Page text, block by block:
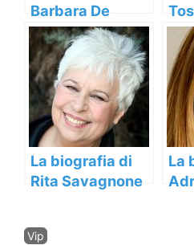
Barbara De
Rossi
La biografia di
Rita Savagnone
La
Categorie
Vip